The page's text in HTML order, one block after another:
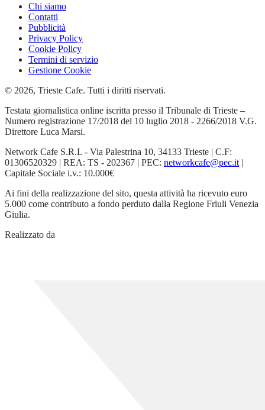
Chi siamo
Contatti
Pubblicità
Privacy Policy
Cookie Policy
Termini di servizio
Gestione Cookie
© 2026, Trieste Cafe. Tutti i diritti riservati.
Testata giornalistica online iscritta presso il Tribunale di Trieste –
Numero registrazione 17/2018 del 10 luglio 2018 - 2266/2018 V.G.
Direttore Luca Marsi.
Network Cafe S.R.L - Via Palestrina 10, 34133 Trieste | C.F:
01306520329 | REA: TS - 202367 | PEC: networkcafe@pec.it |
Capitale Sociale i.v.: 10.000€
Ai fini della realizzazione del sito, questa attività ha ricevuto euro
5.000 come contributo a fondo perduto dalla Regione Friuli Venezia
Giulia.
Realizzato da